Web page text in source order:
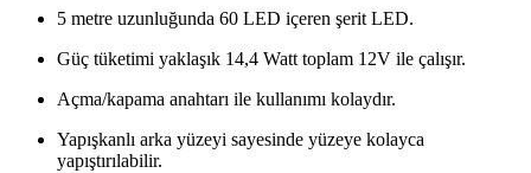
5 metre uzunluğunda 60 LED içeren şerit LED.
Güç tüketimi yaklaşık 14,4 Watt toplam 12V ile çalışır.
Açma/kapama anahtarı ile kullanımı kolaydır.
Yapışkanlı arka yüzeyi sayesinde yüzeye kolayca
yapıştırılabilir.